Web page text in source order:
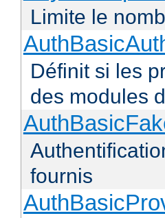
Limite le
Définit si les
des modules
fournis